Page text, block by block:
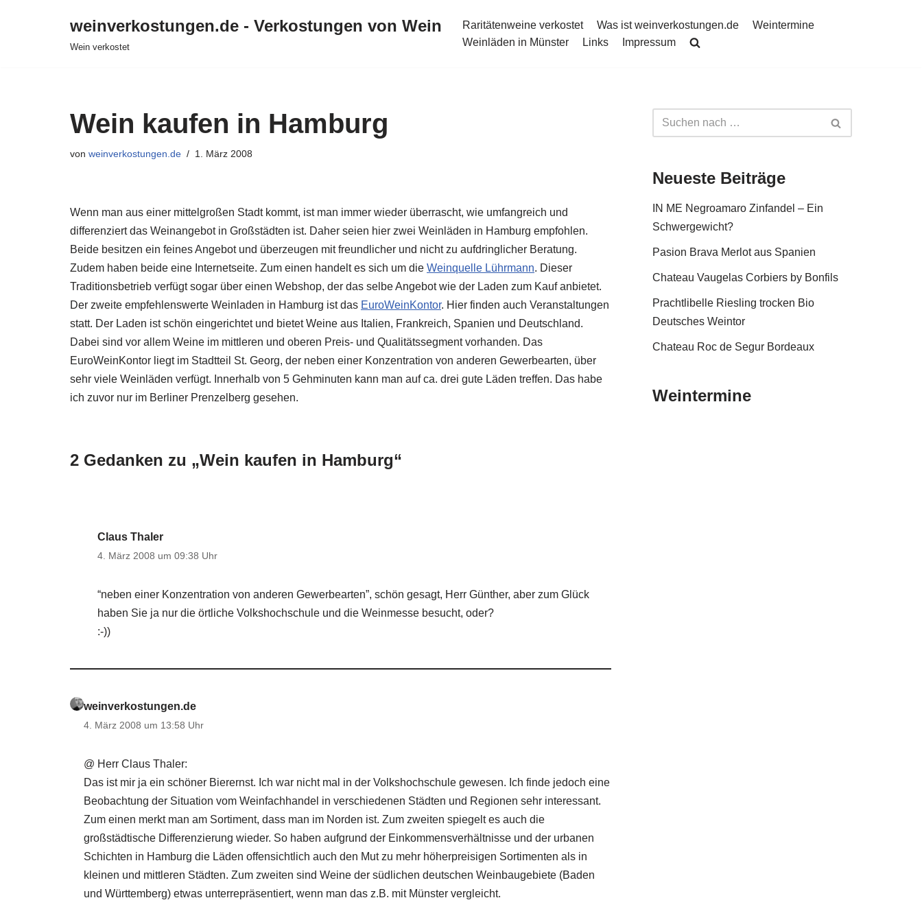
weinverkostungen.de - Verkostungen von Wein
Wein verkostet
Raritätenweine verkostet Was ist weinverkostungen.de
Weintermine
Weinläden in Münster
Links Impressum
Wein kaufen in Hamburg
von weinverkostungen.de 1. März 2008
Wenn man aus einer mittelgroßen Stadt kommt, ist man immer wieder überrascht, wie umfangreich und
differenziert das Weinangebot in Großstädten ist. Daher seien hier zwei Weinläden in Hamburg empfohlen.
Beide besitzen ein feines Angebot und überzeugen mit freundlicher und nicht zu aufdringlicher Beratung.
Zudem haben beide eine Internetseite. Zum einen handelt es sich um die Weinquelle Lührmann. Dieser
Traditionsbetrieb verfügt sogar über einen Webshop, der das selbe Angebot wie der Laden zum Kauf anbietet.
Der zweite empfehlenswerte Weinladen in Hamburg ist das EuroWeinKontor. Hier finden auch Veranstaltungen
statt. Der Laden ist schön eingerichtet und bietet Weine aus Italien, Frankreich, Spanien und Deutschland.
Dabei sind vor allem Weine im mittleren und oberen Preis- und Qualitätssegment vorhanden. Das
EuroWeinKontor liegt im Stadtteil St. Georg, der neben einer Konzentration von anderen Gewerbearten, über
sehr viele Weinläden verfügt. Innerhalb von 5 Gehminuten kann man auf ca. drei gute Läden treffen. Das habe
ich zuvor nur im Berliner Prenzelberg gesehen.
2 Gedanken zu „Wein kaufen in Hamburg“
Claus Thaler
4. März 2008 um 09:38 Uhr
“neben einer Konzentration von anderen Gewerbearten”, schön gesagt, Herr Günther, aber zum Glück
haben Sie ja nur die örtliche Volkshochschule und die Weinmesse besucht, oder?
:-))
weinverkostungen.de
4. März 2008 um 13:58 Uhr
@ Herr Claus Thaler:
Das ist mir ja ein schöner Bierernst. Ich war nicht mal in der Volkshochschule gewesen. Ich finde jedoch eine
Beobachtung der Situation vom Weinfachhandel in verschiedenen Städten und Regionen sehr interessant.
Zum einen merkt man am Sortiment, dass man im Norden ist. Zum zweiten spiegelt es auch die
großstädtische Differenzierung wieder. So haben aufgrund der Einkommensverhältnisse und der urbanen
Schichten in Hamburg die Läden offensichtlich auch den Mut zu mehr höherpreisigen Sortimenten als in
kleinen und mittleren Städten. Zum zweiten sind Weine der südlichen deutschen Weinbaugebiete (Baden
und Württemberg) etwas unterrepräsentiert, wenn man das z.B. mit Münster vergleicht.
Neueste Beiträge
IN ME Negroamaro Zinfandel – Ein
Schwergewicht?
Pasion Brava Merlot aus Spanien
Chateau Vaugelas Corbiers by Bonfils
Prachtlibelle Riesling trocken Bio
Deutsches Weintor
Chateau Roc de Segur Bordeaux
Weintermine